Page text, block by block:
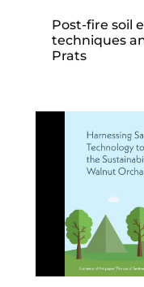
Post-fire soil
techniques
Prats